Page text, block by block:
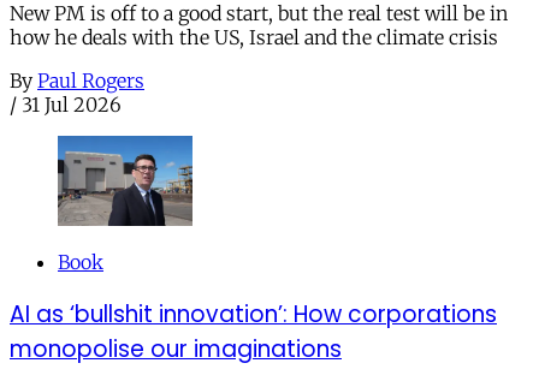
New PM is off to a good start, but the real test will be in
how he deals with the US, Israel and the climate crisis
By Paul Rogers
/ 31 Jul 2026
Book
AI as ‘bullshit innovation’: How corporations
monopolise our imaginations